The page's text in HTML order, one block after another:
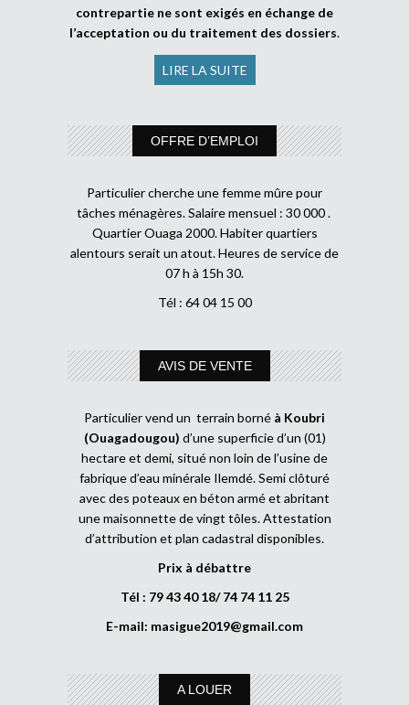
contrepartie ne sont exigés en échange de
l’acceptation ou du traitement des dossiers.
LIRE LA SUITE
OFFRE D’EMPLOI
Particulier cherche une femme mûre pour
tâches ménagères. Salaire mensuel : 30 000 .
Quartier Ouaga 2000. Habiter quartiers
alentours serait un atout. Heures de service de
07 h à 15h 30.
Tél : 64 04 15 00
AVIS DE VENTE
Particulier vend un terrain borné à Koubri
(Ouagadougou) d’une superficie d’un (01)
hectare et demi, situé non loin de l’usine de
fabrique d’eau minérale Ilemdé. Semi clôturé
avec des poteaux en béton armé et abritant
une maisonnette de vingt tôles. Attestation
d’attribution et plan cadastral disponibles.
Prix à débattre
Tél : 79 43 40 18/ 74 74 11 25
E-mail: masigue2019@gmail.com
A LOUER